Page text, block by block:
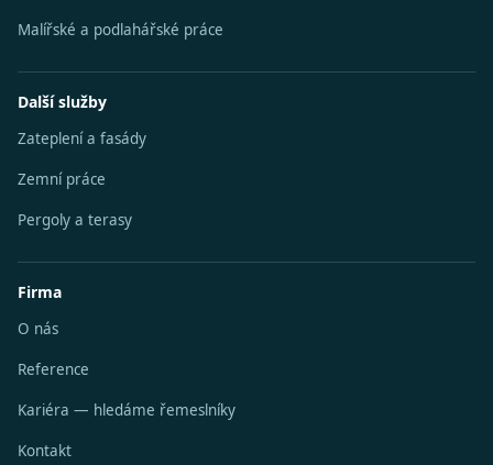
Malířské a podlahářské práce
Další služby
Zateplení a fasády
Zemní práce
Pergoly a terasy
Firma
O nás
Reference
Kariéra — hledáme řemeslníky
Kontakt